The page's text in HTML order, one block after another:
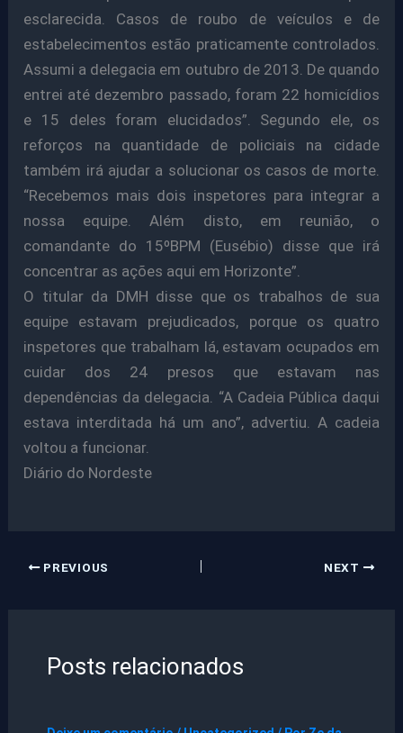
esclarecida. Casos de roubo de veículos e de
estabelecimentos estão praticamente controlados.
Assumi a delegacia em outubro de 2013. De quando
entrei até dezembro passado, foram 22 homicídios
e 15 deles foram elucidados”. Segundo ele, os
reforços na quantidade de policiais na cidade
também irá ajudar a solucionar os casos de morte.
“Recebemos mais dois inspetores para integrar a
nossa equipe. Além disto, em reunião, o
comandante do 15ºBPM (Eusébio) disse que irá
concentrar as ações aqui em Horizonte”.
O titular da DMH disse que os trabalhos de sua
equipe estavam prejudicados, porque os quatro
inspetores que trabalham lá, estavam ocupados em
cuidar dos 24 presos que estavam nas
dependências da delegacia. “A Cadeia Pública daqui
estava interditada há um ano”, advertiu. A cadeia
voltou a funcionar.
Diário do Nordeste
PREVIOUS NEXT
Posts relacionados